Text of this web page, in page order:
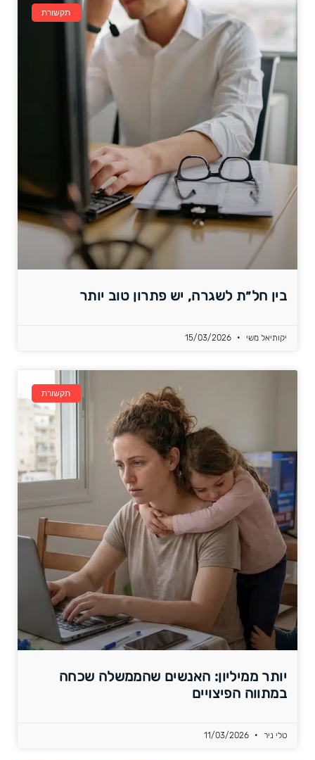
תקשורת
בין חל״ת לשגרה, יש פתרון טוב יותר
יקותיאל משי
תקשורת
יותר ממיליון: האנשים שהממשלה שכחה
במתווה הפיצויים
טלי ניר